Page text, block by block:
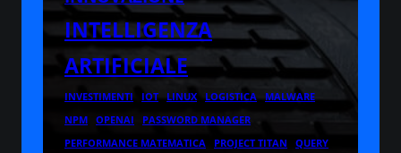
INTELLIGENZA
ARTIFICIALE
INVESTIMENTI IOT LINUX LOGISTICA
MALWARE
NPM
OPENAI
PASSWORD MANAGER
PERFORMANCE MATEMATICA
PROJECT TITAN
QUERY